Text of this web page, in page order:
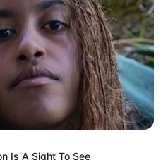
Is A Sight To See